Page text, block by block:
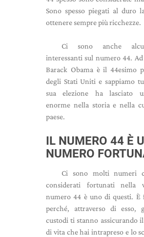
Sono spesso piegati al duro
ottenere sempre più ricchezze.
Ci sono anche
interessanti sul numero 44. Ad
Barack Obama è il 44esimo
degli Stati Uniti e sappiamo
sua elezione ha lasciato
enorme nella storia e nella
paese.
IL NUMERO 44 È
NUMERO
Ci sono molti numeri
considerati fortunati
numero 44 è uno di questi. È
perché, attraverso di esso,
custodi ti stanno assicurando
di vita che hai intrapreso e lo